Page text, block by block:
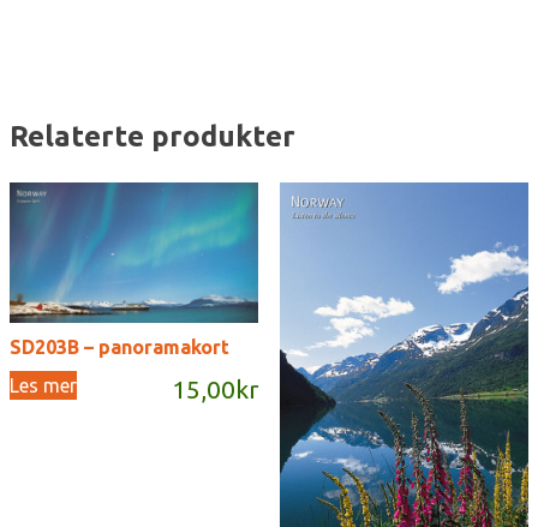
Relaterte produkter
SD203B – panoramakort
15,00 kr
Les mer